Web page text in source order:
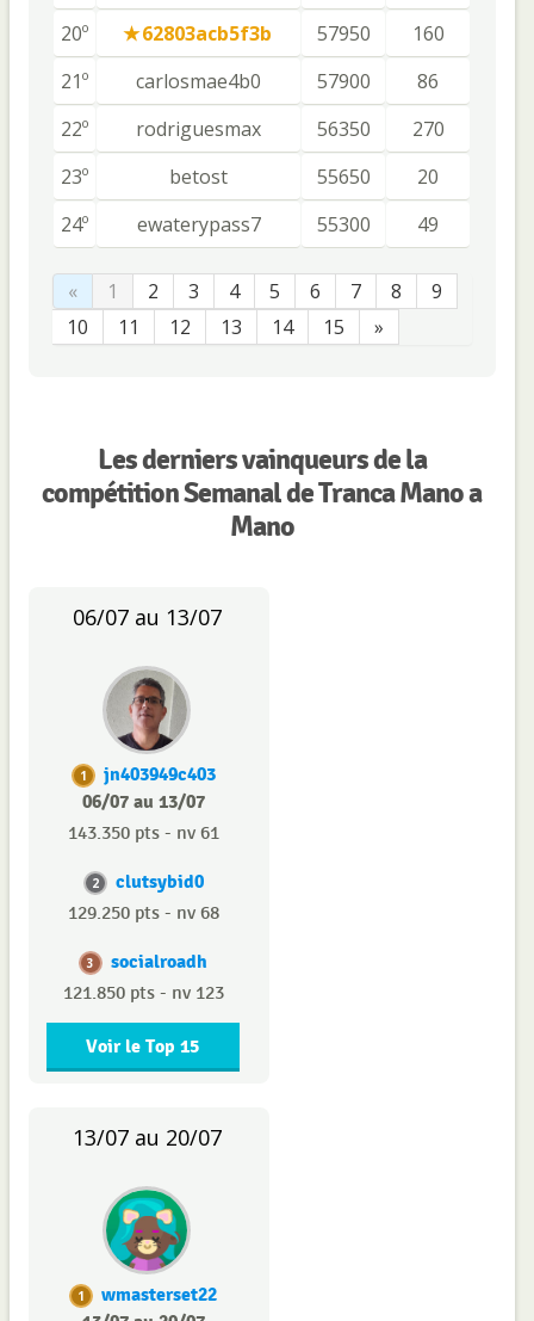
20º
62803acb5f3b 57950
160
21º
carlosmae4b0 57900
86
22º
rodriguesmax 56350
270
23º
betost 55650
20
24º
ewaterypass7 55300 49
« 1 2 3 4 5 6 7 8
9
10
11 12 13 14 15 »
Les derniers vainqueurs de la
compétition Semanal de Tranca Mano a
Mano
06/07 au 13/07
1
jn403949c403
06/07 au 13/07
143.350 pts - nv 61
2 clutsybid0
129.250 pts - nv 68
3 socialroadh
121.850 pts - nv 123
Voir le Top 15
13/07 au 20/07
1
wmasterset22